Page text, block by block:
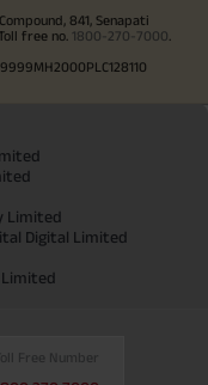
841, Senapati
free no. 1800-270-7000
Limited
Digital Limited
Free Number